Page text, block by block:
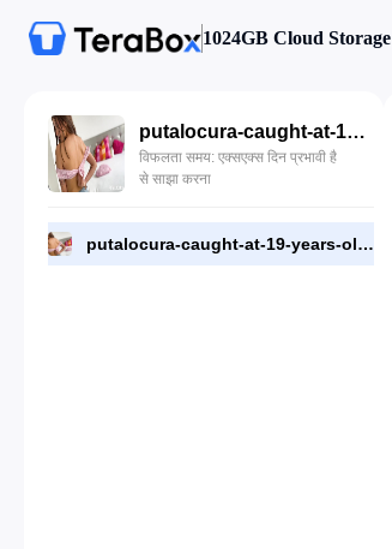
1024GB Cloud Storage
putalocura-caught-at-19-years-old-and-great-ass-sofia-smith.mp4
विफलता समय: एक्सएक्स दिन प्रभावी है
से साझा करना
putalocura-caught-at-19-years-old-and-great-ass-sofia-smith.mp4